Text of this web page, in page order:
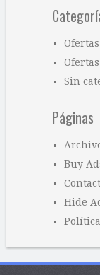
Sin
Páginas
Buy
Hide